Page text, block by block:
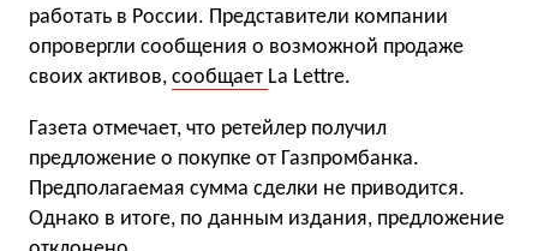
работать в России. Представители компании
опровергли сообщения о возможной продаже
своих активов, сообщает La Lettre.
Газета отмечает, что ретейлер получил
предложение о покупке от Газпромбанка.
Предполагаемая сумма сделки не приводится.
Однако в итоге, по данным издания, предложение